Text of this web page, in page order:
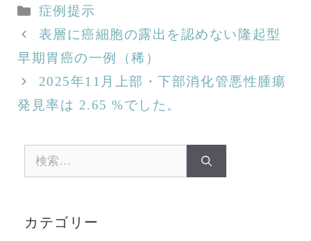
カ
テ
リ
ー
症例提示
表層に癌細胞の露出を認めない隆起型
早期胃癌の一例（稀）
2025年11月上部・下部消化管悪性腫瘍
発見率は 2.65 %でした。
索:
カテゴリー